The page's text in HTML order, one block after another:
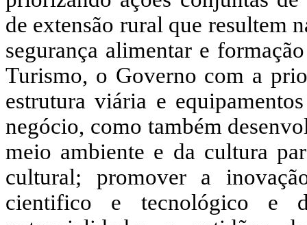
de extensão rural que resultem
segurança alimentar e
Turismo, o Governo com a
estrutura viária e
negócio, como também
meio ambiente e da cultura
cultural; promover a
cientifico e tecnológico e